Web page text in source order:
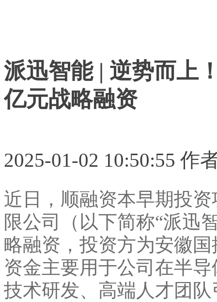
派迅智能 | 逆势而上
亿元战略融资
2025-01-02 10:50:55 作
近日，顺融资本早期投
限公司（以下简称“派迅
略融资，投资方为安徽
资金主要用于公司在半
技术研发、高端人才团